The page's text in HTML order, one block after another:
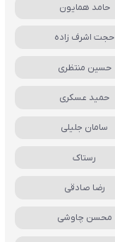
حامد همایون
حجت اشرف زاده
حسین منتظری
حمید عسکری
سامان جلیلی
رستاک
رضا صادقی
محسن چاوشی